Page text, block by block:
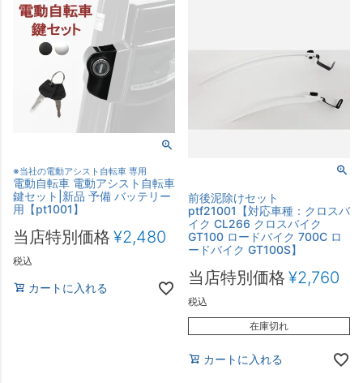
※当社の電動アシスト自転車 専用
電動自転車 電動アシスト自転車
鍵セット|新品 予備 バッテリー
用【pt1001】
当店特別価格 ¥2,480
税込
カートに入れる
前後泥除けセット
ptf21001【対応車種：クロスバ
イク CL266 クロスバイク
GT100 ロードバイク 700C ロ
ードバイク GT100S】
当店特別価格 ¥2,760
税込
在庫切れ
カートに入れる